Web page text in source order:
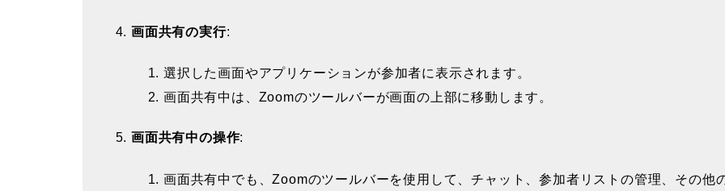
画面共有の実行:
選択した画面やアプリケーションが参加者に表示されます。
画面共有中は、Zoomのツールバーが画面の上部に移動します。
画面共有中の操作:
画面共有中でも、Zoomのツールバーを使用して、チャット、参加者リストの管理、その他